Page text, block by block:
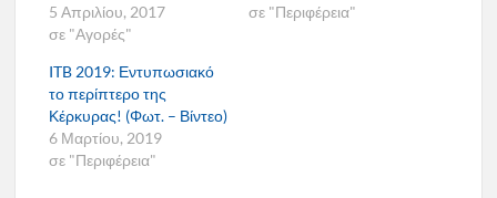
5 Απριλίου, 2017
σε "Αγορές"
σε "Περιφέρεια"
ITB 2019: Εντυπωσιακό
το περίπτερο της
Κέρκυρας! (Φωτ. – Βίντεο)
6 Μαρτίου, 2019
σε "Περιφέρεια"